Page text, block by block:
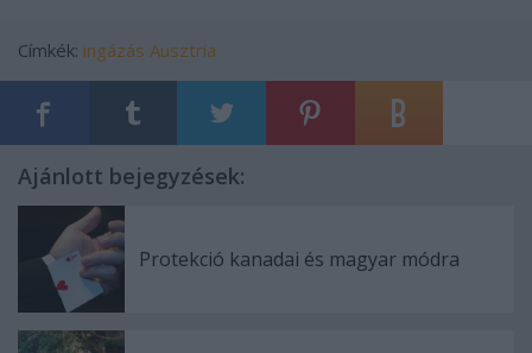
Címkék: ingázás Ausztria
Ajánlott bejegyzések:
Protekció kanadai és magyar módra